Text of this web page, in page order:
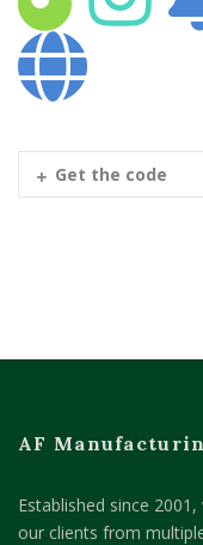
Get the code
AF
Established since
our clients from